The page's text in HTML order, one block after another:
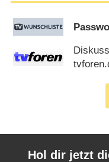
Hol dir jetzt